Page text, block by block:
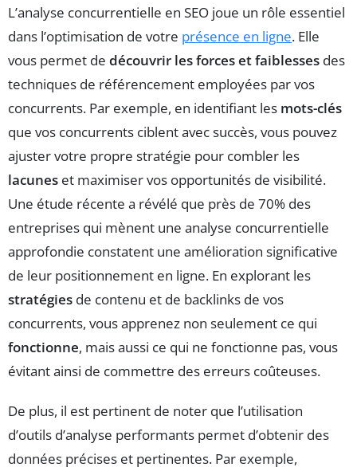
L’analyse concurrentielle en SEO joue un rôle essentiel
dans l’optimisation de votre présence en ligne. Elle
vous permet de découvrir les forces et faiblesses des
techniques de référencement employées par vos
concurrents. Par exemple, en identifiant les mots-clés
que vos concurrents ciblent avec succès, vous pouvez
ajuster votre propre stratégie pour combler les
lacunes et maximiser vos opportunités de visibilité.
Une étude récente a révélé que près de 70% des
entreprises qui mènent une analyse concurrentielle
approfondie constatent une amélioration significative
de leur positionnement en ligne. En explorant les
stratégies de contenu et de backlinks de vos
concurrents, vous apprenez non seulement ce qui
fonctionne, mais aussi ce qui ne fonctionne pas, vous
évitant ainsi de commettre des erreurs coûteuses.
De plus, il est pertinent de noter que l’utilisation
d’outils d’analyse performants permet d’obtenir des
données précises et pertinentes. Par exemple,